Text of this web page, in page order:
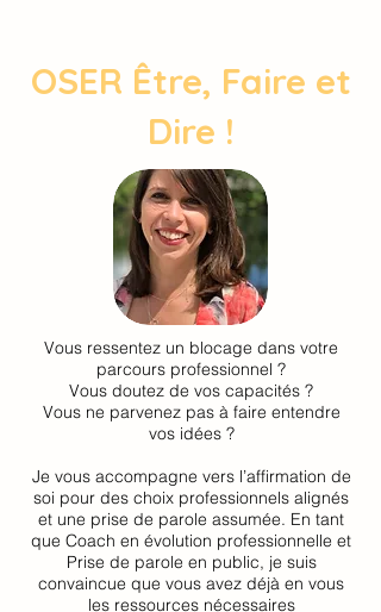
OSER Être, Faire et
Dire !
Vous ressentez un blocage dans votre
parcours professionnel ?
Vous doutez de vos capacités ?
Vous ne parvenez pas à faire entendre
vos idées ?
Je vous accompagne vers l’affirmation de
soi pour des choix professionnels alignés
et une prise de parole assumée. En tant
que Coach en évolution professionnelle et
Prise de parole en public, je suis
convaincue que vous avez déjà en vous
les ressources nécessaires